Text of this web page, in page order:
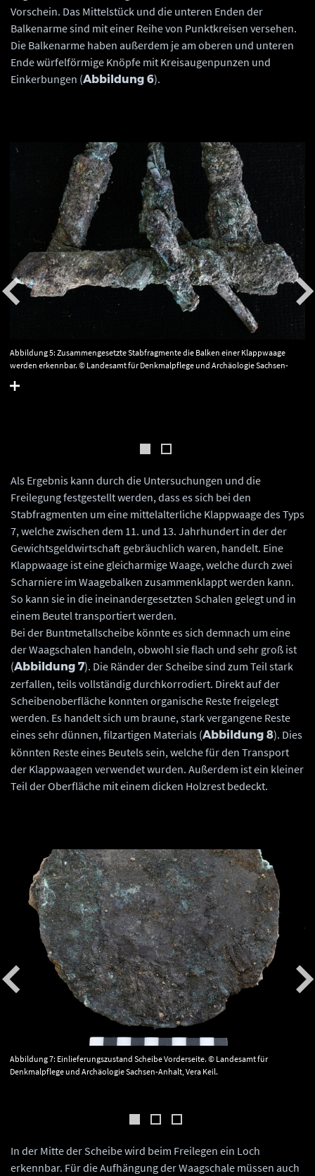
Vorschein. Das Mittelstück und die unteren Enden der
Balkenarme sind mit einer Reihe von Punktkreisen versehen.
Die Balkenarme haben außerdem je am oberen und unteren
Ende würfelförmige Knöpfe mit Kreisaugenpunzen und
Einkerbungen (Abbildung 6).
Abbildung 5: Zusammengesetzte Stabfragmente die Balken einer Klappwaage
werden erkennbar. © Landesamt für Denkmalpflege und Archäologie Sachsen-
Als Ergebnis kann durch die Untersuchungen und die
Freilegung festgestellt werden, dass es sich bei den
Stabfragmenten um eine mittelalterliche Klappwaage des Typs
7, welche zwischen dem 11. und 13. Jahrhundert in der der
Gewichtsgeldwirtschaft gebräuchlich waren, handelt. Eine
Klappwaage ist eine gleicharmige Waage, welche durch zwei
Scharniere im Waagebalken zusammenklappt werden kann.
So kann sie in die ineinandergesetzten Schalen gelegt und in
einem Beutel transportiert werden.
Bei der Buntmetallscheibe könnte es sich demnach um eine
der Waagschalen handeln, obwohl sie flach und sehr groß ist
(Abbildung 7). Die Ränder der Scheibe sind zum Teil stark
zerfallen, teils vollständig durchkorrodiert. Direkt auf der
Scheibenoberfläche konnten organische Reste freigelegt
werden. Es handelt sich um braune, stark vergangene Reste
eines sehr dünnen, filzartigen Materials (Abbildung 8). Dies
könnten Reste eines Beutels sein, welche für den Transport
der Klappwaagen verwendet wurden. Außerdem ist ein kleiner
Teil der Oberfläche mit einem dicken Holzrest bedeckt.
Abbildung 7: Einlieferungszustand Scheibe Vorderseite. © Landesamt für
Denkmalpflege und Archäologie Sachsen-Anhalt, Vera Keil.
In der Mitte der Scheibe wird beim Freilegen ein Loch
erkennbar. Für die Aufhängung der Waagschale müssen auch